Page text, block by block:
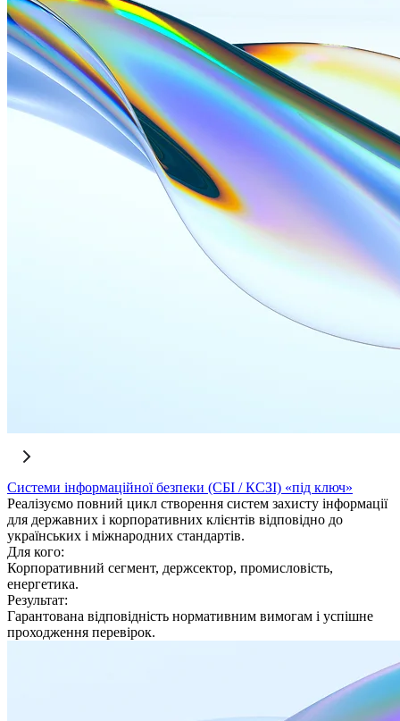
Системи інформаційної безпеки (СБІ / КСЗІ) «під ключ»
Реалізуємо повний цикл створення систем захисту інформації
для державних і корпоративних клієнтів відповідно до
українських і міжнародних стандартів.
Для кого:
Корпоративний сегмент, держсектор, промисловість,
енергетика.
Результат:
Гарантована відповідність нормативним вимогам і успішне
проходження перевірок.